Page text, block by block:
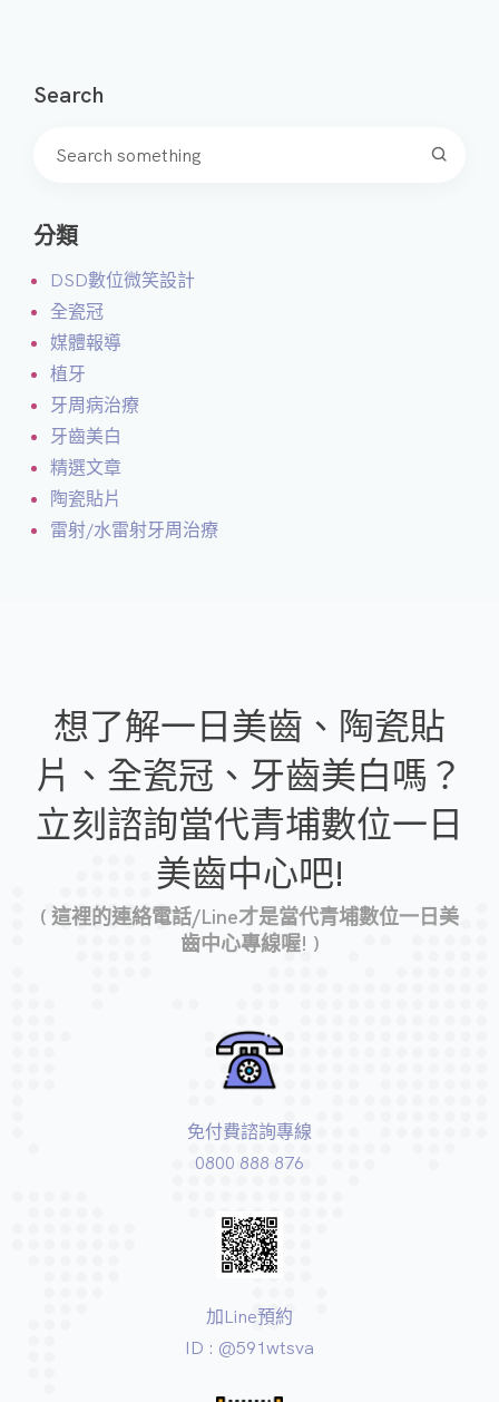
Search
分類
DSD數位微笑設計
全瓷冠
媒體報導
植牙
牙周病治療
牙齒美白
精選文章
陶瓷貼片
雷射/水雷射牙周治療
想了解一日美齒、陶瓷貼
片、全瓷冠、牙齒美白嗎？
立刻諮詢當代青埔數位一日
美齒中心吧!
( 這裡的連絡電話/Line才是當代青埔數位一日美
齒中心專線喔! )
免付費諮詢專線
0800 888 876
加Line預約
ID : @591wtsva